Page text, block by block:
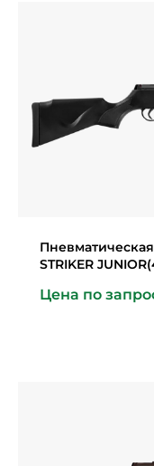
Пневматическая
STRIKER
Цена по